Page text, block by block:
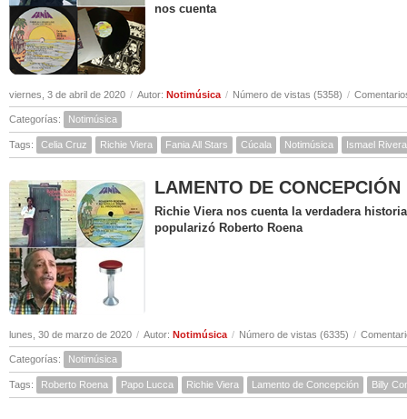
nos cuenta
viernes, 3 de abril de 2020 / Autor: Notimúsica / Número de vistas (5358) /
Categorías: Notimúsica
Tags: Celia Cruz Richie Viera Fania All Stars Cúcala Notimúsica Ismael Rivera
LAMENTO DE
Richie Viera nos cuenta la verdadera
popularizó Roberto Roena
lunes, 30 de marzo de 2020 / Autor: Notimúsica / Número de vistas (6335) /
Categorías: Notimúsica
Tags: Roberto Roena Papo Lucca Richie Viera Lamento de Concepción Billy